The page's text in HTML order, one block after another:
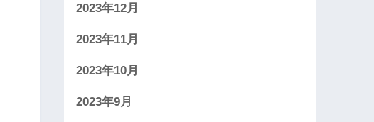
2023年12月
2023年11月
2023年10月
2023年9月